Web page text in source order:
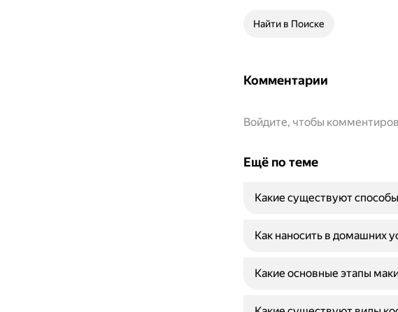
Найти в Поиске
Комментарии
Войдите, чтобы
Ещё по теме
Какие существуют
Как наносить в домашних
Какие основные этапы